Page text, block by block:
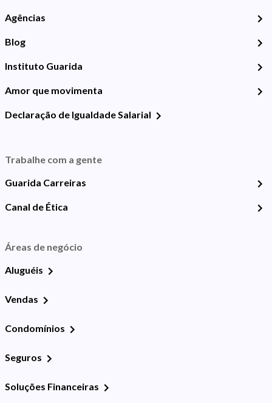
Agências
Blog
Instituto Guarida
Amor que movimenta
Declaração de Igualdade Salarial
Trabalhe com a gente
Guarida Carreiras
Canal de Ética
Áreas de negócio
Aluguéis
Vendas
Condomínios
Seguros
Soluções Financeiras